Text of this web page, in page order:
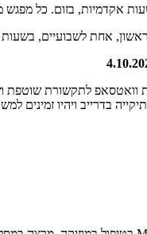
אקדמיות, בזום. כל
ראשון, אחת לשבועיים, בשעות
וואטסאפ לתקשורת שוטפת
בדרייב ויהיו זמינים